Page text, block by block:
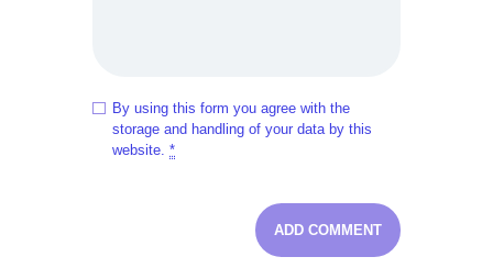
By using this form you agree with the
storage and handling of your data by this
website.*